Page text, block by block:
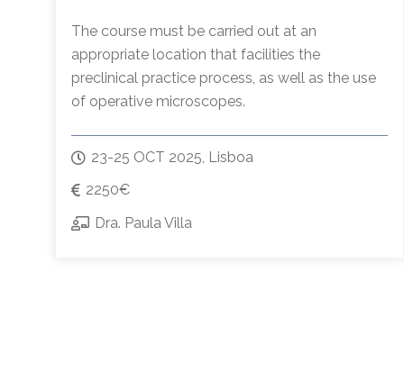
The course must be carried out at an
appropriate location that facilities the
preclinical practice process, as well as the use
of operative microscopes.
23-25 OCT 2025, Lisboa
2250€
Dra. Paula Villa